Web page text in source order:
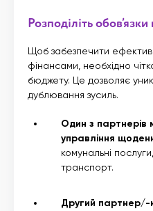
Розподіліть
Щоб забезпечити
фінансами, необхідно
бюджету. Це дозволяє
дублювання зусиль.
Один з
управління
комунальні
транспорт.
Другий партнер/-